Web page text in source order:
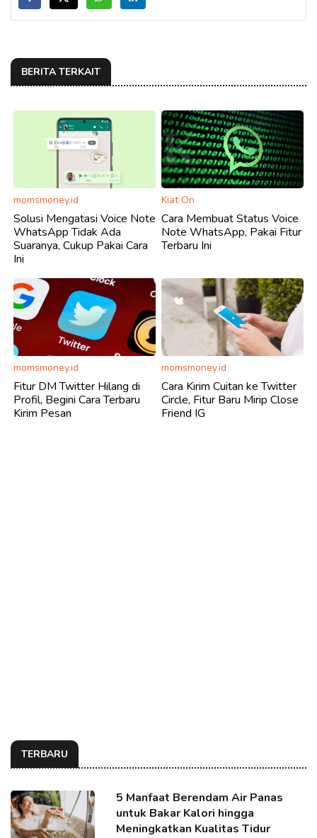
BERITA TERKAIT
momsmoney.id
Solusi Mengatasi Voice Note
WhatsApp Tidak Ada
Suaranya, Cukup Pakai Cara
Ini
Kiat On
Cara Membuat Status Voice
Note WhatsApp, Pakai Fitur
Terbaru Ini
momsmoney.id
Fitur DM Twitter Hilang di
Profil, Begini Cara Terbaru
Kirim Pesan
momsmoney.id
Cara Kirim Cuitan ke Twitter
Circle, Fitur Baru Mirip Close
Friend IG
TERBARU
5 Manfaat Berendam Air Panas
untuk Bakar Kalori hingga
Meningkatkan Kualitas Tidur